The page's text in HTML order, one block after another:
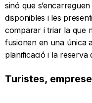
sinó que
disponibles i les
comparar i triar la que
fusionen en una única
planificació i la reserva
Turistes,